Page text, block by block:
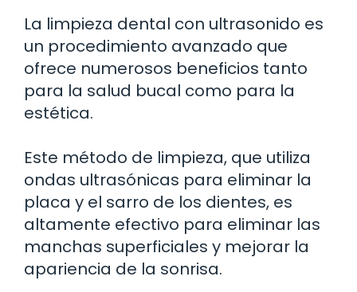
La limpieza dental con ultrasonido es
un procedimiento avanzado que
ofrece numerosos beneficios tanto
para la salud bucal como para la
estética.
Este método de limpieza, que utiliza
ondas ultrasónicas para eliminar la
placa y el sarro de los dientes, es
altamente efectivo para eliminar las
manchas superficiales y mejorar la
apariencia de la sonrisa.